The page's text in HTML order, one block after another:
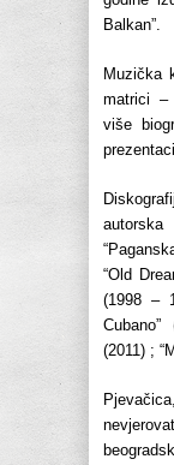
Balkan”.
Muzička
matrici –
više
“Old
(1998 –
(2011) ;